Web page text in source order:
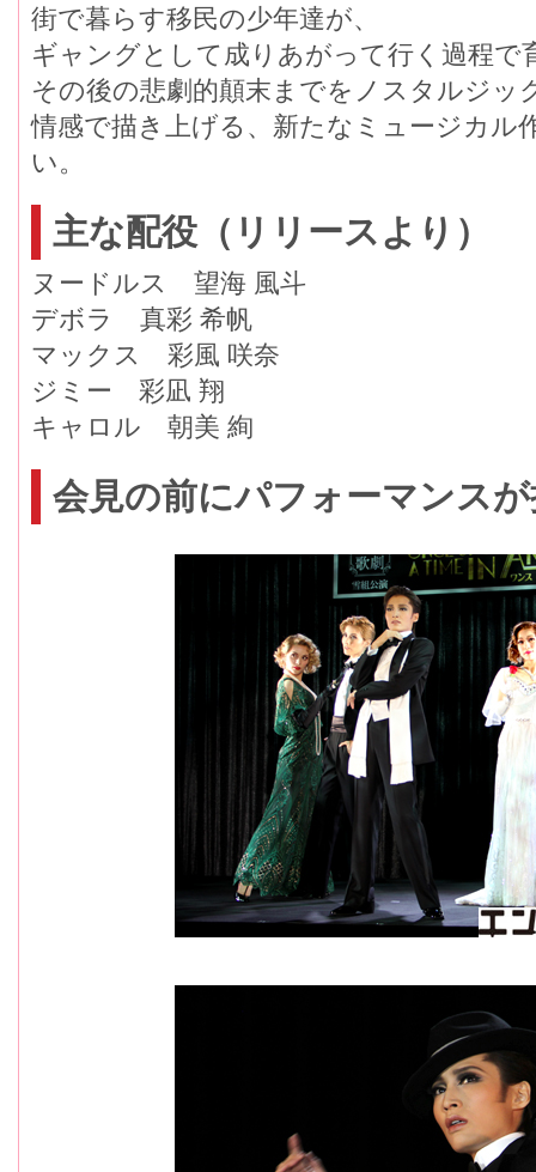
街で暮らす移民の少年達が、
ギャングとして成りあがって行く過程で
その後の悲劇的顛末までをノスタルジッ
情感で描き上げる、新たなミュージカル
い。
主な配役（リリースより）
ヌードルス 望海 風斗
デボラ 真彩 希帆
マックス 彩風 咲奈
ジミー 彩凪 翔
キャロル 朝美 絢
会見の前にパフォーマンス